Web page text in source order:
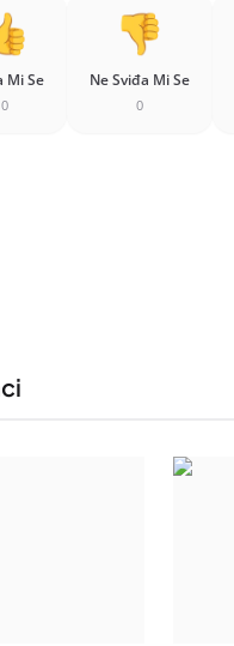
Mi Se
0
Ne Sviđa Mi Se
0